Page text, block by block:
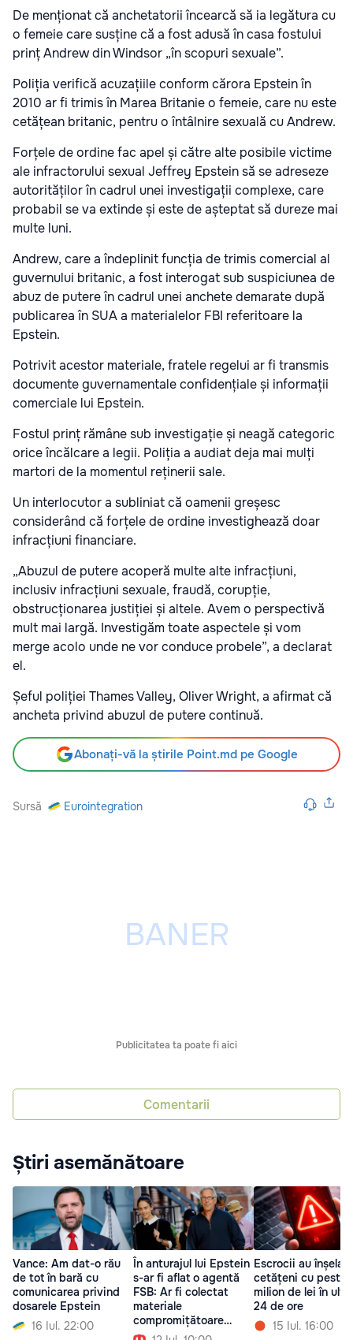
De menționat că anchetatorii încearcă să ia legătura cu
o femeie care susține că a fost adusă în casa fostului
prinț Andrew din Windsor „în scopuri sexuale”.
Poliția verifică acuzațiile conform cărora Epstein în
2010 ar fi trimis în Marea Britanie o femeie, care nu este
cetățean britanic, pentru o întâlnire sexuală cu Andrew.
Forțele de ordine fac apel și către alte posibile victime
ale infractorului sexual Jeffrey Epstein să se adreseze
autorităților în cadrul unei investigații complexe, care
probabil se va extinde și este de așteptat să dureze mai
multe luni.
Andrew, care a îndeplinit funcția de trimis comercial al
guvernului britanic, a fost interogat sub suspiciunea de
abuz de putere în cadrul unei anchete demarate după
publicarea în SUA a materialelor FBI referitoare la
Epstein.
Potrivit acestor materiale, fratele regelui ar fi transmis
documente guvernamentale confidențiale și informații
comerciale lui Epstein.
Fostul prinț rămâne sub investigație și neagă categoric
orice încălcare a legii. Poliția a audiat deja mai mulți
martori de la momentul reținerii sale.
Un interlocutor a subliniat că oamenii greșesc
considerând că forțele de ordine investighează doar
infracțiuni financiare.
„Abuzul de putere acoperă multe alte infracțiuni,
inclusiv infracțiuni sexuale, fraudă, corupție,
obstrucționarea justiției și altele. Avem o perspectivă
mult mai largă. Investigăm toate aspectele și vom
merge acolo unde ne vor conduce probele”, a declarat
el.
Șeful poliției Thames Valley, Oliver Wright, a afirmat că
ancheta privind abuzul de putere continuă.
Abonați-vă la știrile Point.md pe Google
Sursă Eurointegration
Publicitatea ta poate fi aici
Comentarii
Știri asemănătoare
Vance: Am dat-o rău
de tot în bară cu
comunicarea privind
dosarele Epstein
16 Iul. 22:00
În anturajul lui Epstein
s-ar fi aflat o agentă
FSB: Ar fi colectat
materiale
compromițătoare
despre elită
Escrocii au înșelat
cetățeni cu peste
milion de lei în
24 de ore
15 Iul. 16:00